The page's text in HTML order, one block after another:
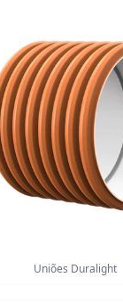
Uniões Duralight